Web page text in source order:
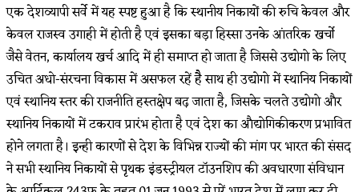
एक देशव्यापी सर्वे में यह स्पष्ट हुआ है कि स्थानीय निकायों की रुचि केवल और
केवल राजस्व उगाही में होती है एवं इसका बड़ा हिस्सा उनके आंतरिक खर्चो
जैसे वेतन, कार्यालय खर्च आदि में ही समाप्त हो जाता है जिससे उद्योगो के लिए
उचित अधो-संरचना विकास में असफल रहें हैै साथ ही उद्योगो में स्थानिय निकायों
एवं स्थानिय स्तर की राजनीति हस्तक्षेप बढ़ जाता है, जिसके चलते उद्योगो और
स्थानिय निकायों में टकराव प्रारंभ होता है एवं देश का औद्योगिकीकरण प्रभावित
होने लगता है। इन्ही कारणों से देश के विभिन्न राज्यों की मांग पर भारत की संसद
ने सभी स्थानिय निकायों से पृथक इंडस्ट्रीयल टॉउनशिप की अवधारणा संविधान